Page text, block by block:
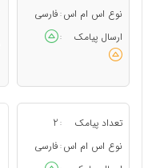
نوع اس ام اس : فارسی
ارسال پیامک
:
تعداد پیامک :
2
نوع اس ام اس : فارسی